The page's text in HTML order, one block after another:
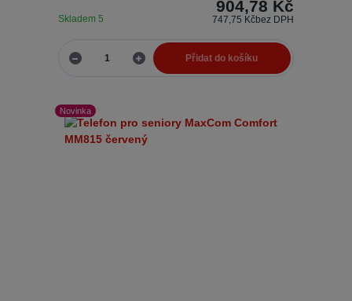
904,78 Kč
747,75 Kčbez DPH
Skladem 5
Přidat do košíku
Novinka